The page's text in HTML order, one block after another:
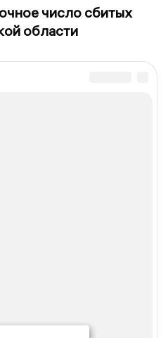
число сбитых
области